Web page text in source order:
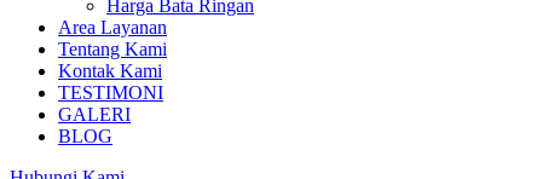
Harga Bata Ringan
Area Layanan
Tentang Kami
Kontak Kami
TESTIMONI
GALERI
BLOG